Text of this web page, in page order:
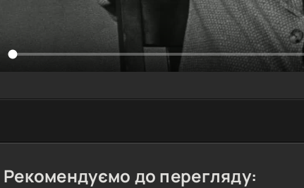
Рекомендуємо до перегляду: